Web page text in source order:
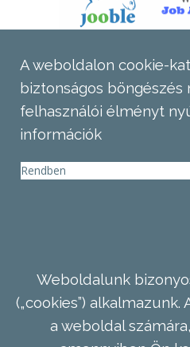
A weboldalon cookie-
biztonságos
felhasználói élményt
információk
Rendben
Weboldalunk
(„cookies”)
a weboldal